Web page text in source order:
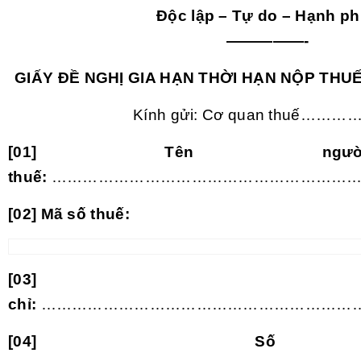
Độc lập – Tự do – Hạnh
—————-
GIẤY ĐỀ NGHỊ GIA HẠN THỜI HẠN NỘP
Kính gửi: Cơ quan
[01] Tên
thuế:
[02] Mã số thuế:
[03]
chỉ:
[04] Số